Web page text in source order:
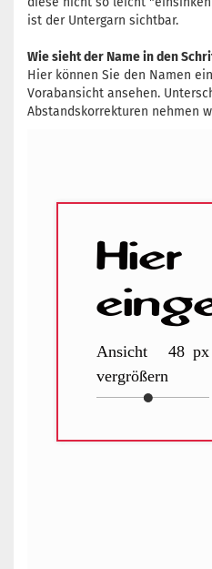
ist der Untergarn sichtbar.
Wie sieht der Name in den
Hier können Sie den Namen
Vorabansicht ansehen.
Abstandskorrekturen nehmen